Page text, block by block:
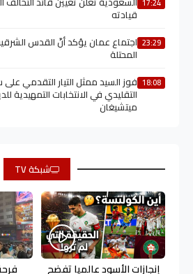
17:24
قيادته
23:29 اجتماع عمان يؤكد أنّ القدس
المحتلة
18:08 فوز السيد ممثل التيار التقدمي على
التقليدي في الانتخابات التمهيدية
ميتشيغان
شبكة TV
إنجازات الأسود عالميا تفضح